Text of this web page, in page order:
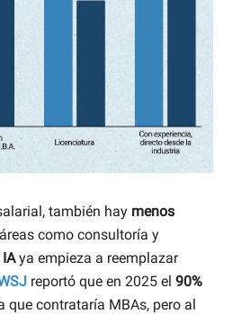
también hay menos
como consultoría y
IAya empieza a reemplazar
reportó que en 2025 el 90%
que contrataría MBAs, pero al